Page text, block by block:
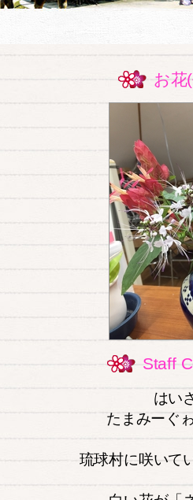
お
Staff
はい
たまみーぐ
琉球村に咲いて